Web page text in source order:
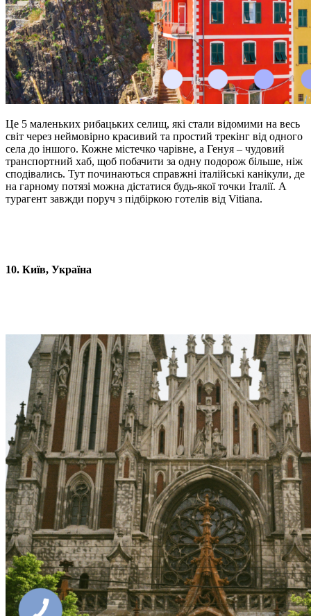
Це 5 маленьких рибацьких селищ, які стали відомими на весь
світ через неймовірно красивий та простий трекінг від одного
села до іншого. Кожне містечко чарівне, а Генуя – чудовий
транспортний хаб, щоб побачити за одну подорож більше, ніж
сподівались. Тут починаються справжні італійські канікули, де
на гарному потязі можна дістатися будь-якої точки Італії. А
турагент завжди поруч з підбіркою готелів від Vitiana.
10. Київ, Україна